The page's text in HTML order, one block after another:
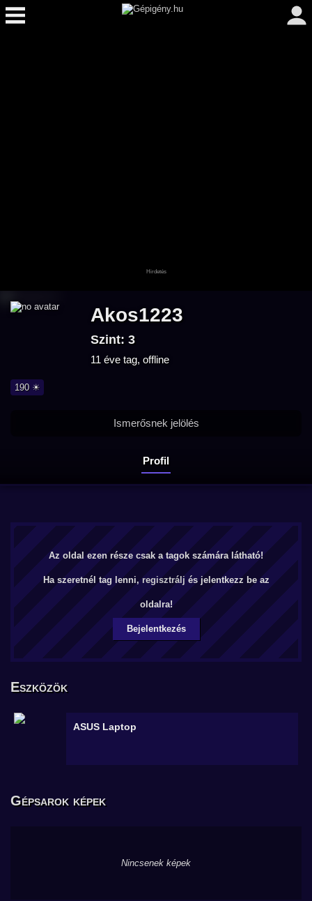
Akos1223
Szint: 3
11 éve tag, offline
190 ☀
Profil
Ismerősnek jelölés
Az oldal ezen része csak a tagok számára látható!
Ha szeretnél tag lenni, regisztrálj és jelentkezz be az
oldalra!
Bejelentkezés
Eszközök
ASUS Laptop
Gépsarok képek
Nincsenek képek